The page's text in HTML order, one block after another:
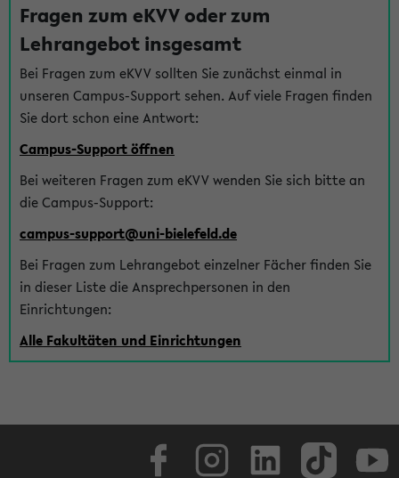
Fragen zum eKVV oder zum
Lehrangebot insgesamt
Bei Fragen zum eKVV sollten Sie zunächst einmal in
unseren Campus-Support sehen. Auf viele Fragen finden
Sie dort schon eine Antwort:
Campus-Support öffnen
Bei weiteren Fragen zum eKVV wenden Sie sich bitte an
die Campus-Support:
campus-support@uni-bielefeld.de
Bei Fragen zum Lehrangebot einzelner Fächer finden Sie
in dieser Liste die Ansprechpersonen in den
Einrichtungen:
Alle Fakultäten und Einrichtungen